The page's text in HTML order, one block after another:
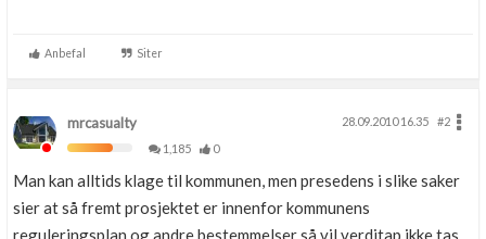
Anbefal Siter
mrcasualty 28.09.2010 16.35
#2
1,185
0
Man kan alltids klage til kommunen, men presedens i slike saker
sier at så fremt prosjektet er innenfor kommunens
reguleringsplan og andre bestemmelser så vil verditap ikke tas